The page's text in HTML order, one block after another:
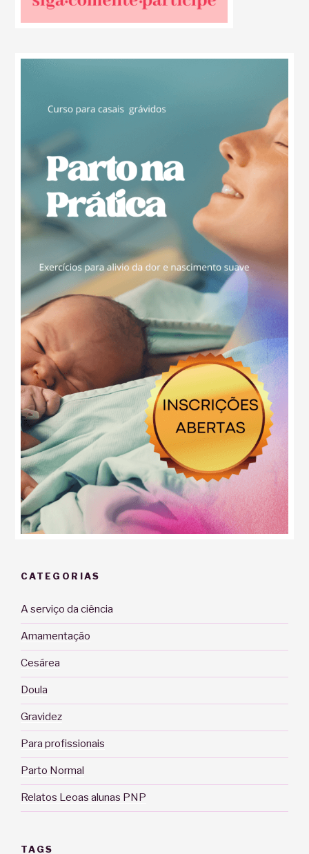
CATEGORIAS
A serviço da ciência
Amamentação
Cesárea
Doula
Gravidez
Para profissionais
Parto Normal
Relatos Leoas alunas PNP
TAGS